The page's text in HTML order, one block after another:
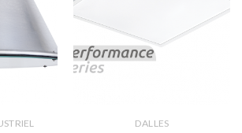
DALLES